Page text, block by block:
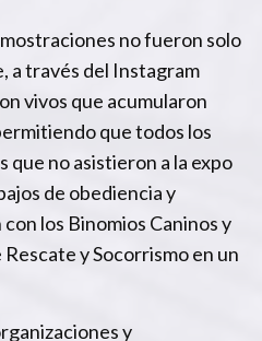
no fueron solo
a través del Instagram
vivos que acumularon
que todos los
no asistieron a la expo
de obediencia y
los Binomios Caninos y
y Socorrismo en un
y